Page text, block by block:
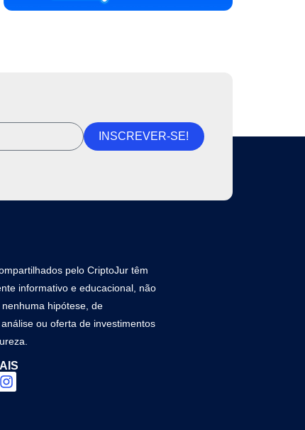
INSCREVER-SE!
pelo CriptoJur têm
informativo e educacional, não
hipótese, de
ou oferta de investimentos